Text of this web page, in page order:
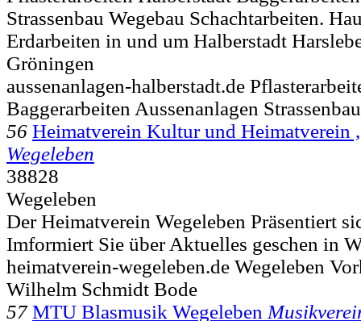
Strassenbau Wegebau Schachtarbeiten.
Erdarbeiten in und um Halberstadt
Gröningen
aussenanlagen-halberstadt.de
Baggerarbeiten Aussenanlagen Strassenbau
56 Heimatverein Kultur und Heimatverein
Wegeleben
38828
Wegeleben
Der Heimatverein Wegeleben Präsentiert
Imformiert Sie über Aktuelles geschen in
heimatverein-wegeleben.de Wegeleben
Wilhelm Schmidt Bode
57 MTU Blasmusik Wegeleben